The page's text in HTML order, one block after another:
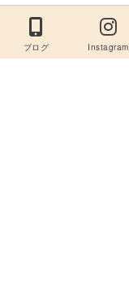
ブログ Instagram